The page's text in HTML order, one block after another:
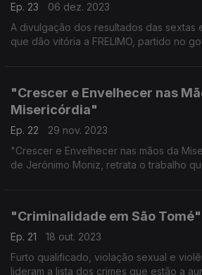
Ep. 23
06 dez. 2023
A divulgação dos resultados das sextas
que dão vitória a FRELIMO, partido no
"Crescer e Envelhecer nas
Misericórdia"
Ep. 22
29 nov. 2023
"Crescer e Envelhecer nas mãos da Misericórdia" reportagem
de Jerónimo Moniz, retrata o trabalho
"Criminalidade em São Tomé"
Ep. 21
18 out. 2023
Furto qualificado, violação sexual e
lideram a lista dos crimes que estão a